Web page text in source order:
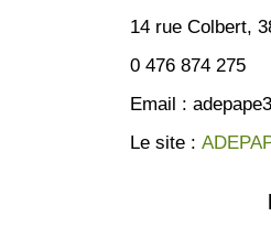
14 rue Colbert,
0 476 874 275
Email :
Le site :